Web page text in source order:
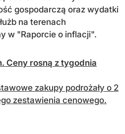
gospodarczą oraz wydatki
na terenach
w "Raporcie o inflacji".
Ceny rosną z tygodnia
zakupy podrożały o 2
zestawienia cenowego.